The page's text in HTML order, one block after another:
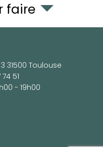
faire
31500 Toulouse
51
- 19h00